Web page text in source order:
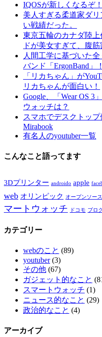
IQOSが新しくなるぞ
美人すぎる柔道家ダ
い戦績だった。
東京五輪のカナダ陸
ドが美女すぎて、腹
人間工学に基づいた
バンド「ErgonBand」
「リカちゃん」が
リカちゃんが面白い！
Google、「Wear OS 3
ウォッチは？
スマホでデスクトッ
Mirabook
有名人のyoutuber一覧
こんなこと語ってます
3Dプリンター androido apple
web オリンピック オープンソース
マートウォッチ
ドコモ ブロ
カテゴリー
webのこと (89)
youtuber(3)
その他 (67)
ガジェット的なこと
スマートウォッチ (1)
ニュース的なこと (29)
政治的なこと (4)
アーカイブ